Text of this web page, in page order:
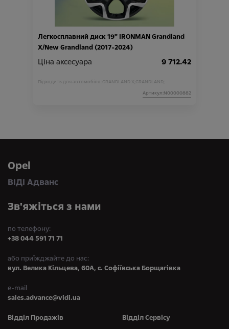
Легкосплавний диск 19" IRONMAN Grandland
X/New Grandland (2017-2024)
Ціна аксесуара 9 712.42
Підходить для автомобіля : GRANDLAND X; GRANDLAND;
Артикул:N00000882
Opel
ВІДІ Адванс
Зв'яжіться з нами
по телефону:
+38 044 591 71 71
або приїжджайте до нас:
вул. Велика Кільцева, 60А, с. Софіївська Борщагівка
e-mail
sales.advance@vidi.ua
Відділ Продажів
Відділ Сервісу